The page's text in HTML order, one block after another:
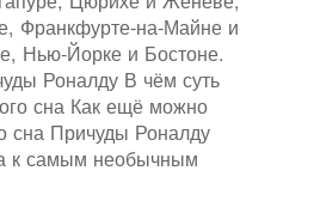
Франкфурте-на-Майне и
Нью-Йорке и Бостоне.
Роналду В чём суть
сна Как ещё можно
сна Причуды Роналду
к самым необычным